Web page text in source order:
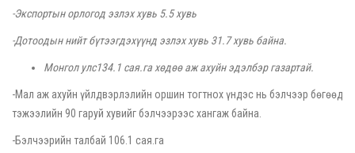
-Экспортын орлогод эзлэх хувь 5.5 хувь
-Дотоодын нийт бүтээгдэхүүнд эзлэх хувь 31.7 хувь байна.
Монгол улс134.1 сая.га хөдөө аж ахуйн эдэлбэр газартай.
-Мал аж ахуйн үйлдвэрлэлийн оршин тогтнох үндэс нь бэлчээр бөгөөд
тэжээлийн 90 гаруй хувийг бэлчээрээс хангаж байна.
-Бэлчээрийн талбай 106.1 сая.га